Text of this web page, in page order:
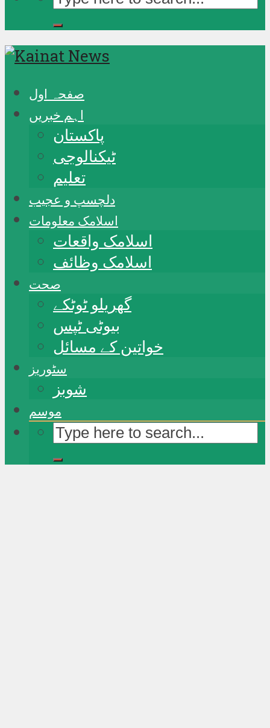
صفحہ اول
اہم خبریں
پاکستان
ٹیکنالوجی
تعلیم
دلچسپ و عجیب
اسلامک معلومات
اسلامک واقعات
اسلامک وظائف
صحت
گھریلو ٹوٹکے
بیوٹی ٹپس
خواتین کے مسائل
سٹوریز
شوبز
موسم